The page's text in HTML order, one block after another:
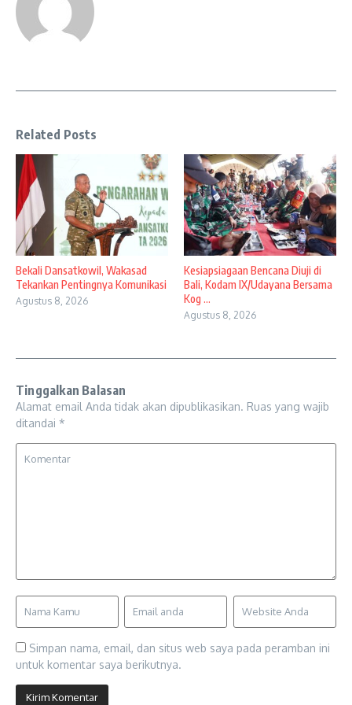
Related Posts
Bekali Dansatkowil, Wakasad
Tekankan Pentingnya Komunikasi
Agustus 8, 2026
Kesiapsiagaan Bencana Diuji di
Bali, Kodam IX/Udayana Bersama
Kog ...
Agustus 8, 2026
Tinggalkan Balasan
Alamat email Anda tidak akan dipublikasikan. Ruas yang wajib
ditandai *
Simpan nama, email, dan situs web saya pada peramban ini
untuk komentar saya berikutnya.